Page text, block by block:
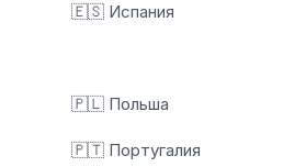
🇪🇸 Испания
🇵🇱 Польша
🇵🇹 Португалия